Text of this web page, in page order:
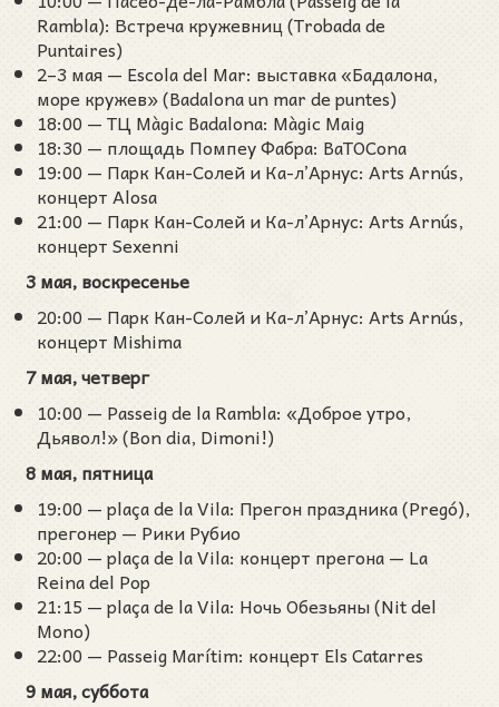
Rambla): Встреча кружевниц (Trobada de
Puntaires)
2–3 мая — Escola del Mar: выставка «Бадалона,
море кружев» (Badalona un mar de puntes)
18:00 — ТЦ Màgic Badalona: Màgic Maig
18:30 — площадь Помпеу Фабра: BaTOCona
19:00 — Парк Кан-Солей и Ка-л’Арнус: Arts Arnús,
концерт Alosa
21:00 — Парк Кан-Солей и Ка-л’Арнус: Arts Arnús,
концерт Sexenni
3 мая, воскресенье
20:00 — Парк Кан-Солей и Ка-л’Арнус: Arts Arnús,
концерт Mishima
7 мая, четверг
10:00 — Passeig de la Rambla: «Доброе утро,
Дьявол!» (Bon dia, Dimoni!)
8 мая, пятница
19:00 — plaça de la Vila: Прегон праздника (Pregó),
прегонер — Рики Рубио
20:00 — plaça de la Vila: концерт прегона — La
Reina del Pop
21:15 — plaça de la Vila: Ночь Обезьяны (Nit del
Mono)
22:00 — Passeig Marítim: концерт Els Catarres
9 мая, суббота